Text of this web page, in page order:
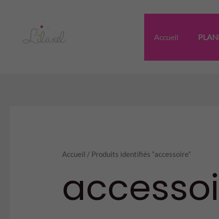
Accueil
Accueil / Produits identifiés “accessoire”